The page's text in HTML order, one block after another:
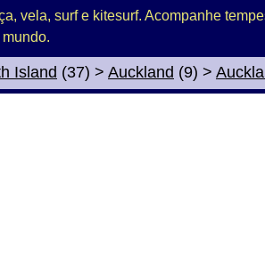
vela, surf e kitesurf. Acompanhe
Island (37) > Auckland (9) >